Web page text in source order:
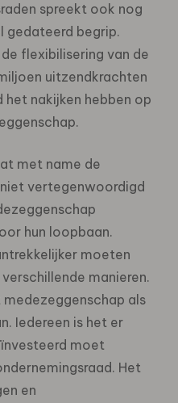
spreekt ook nog
gedateerd begrip.
flexibilisering van de
uitzendkrachten
het nakijken hebben op
met name de
vertegenwoordigd
hun loopbaan.
moeten
manieren.
als
Iedereen is het er
moet
Het
en